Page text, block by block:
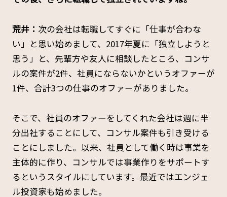
荒井： 次の会社は転職してすぐに「仕事が合わな
い」と思い始めまして、2017年夏に「独立しようと
思う」と、先輩方や友人に相談したところ、コンサ
ルの案件が2件、社員にならないかというオファーが
1件、合計3つの仕事のオファーがありました。
そこで、社員のオファーをしてくれた会社は週に半
分出社することにして、コンサル案件も引き受ける
ことにしました。以来、社員として働く時は事業を
主体的に作り、コンサルでは事業作りをサポートす
るというスタイルにしています。最近ではエンジェ
ル投資家も始めました。